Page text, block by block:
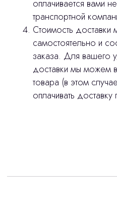
оплачивается вами
транспортной
Стоимость доставки
самостоятельно и
заказа. Для вашего
доставки мы можем
товара (в этом
оплачивать